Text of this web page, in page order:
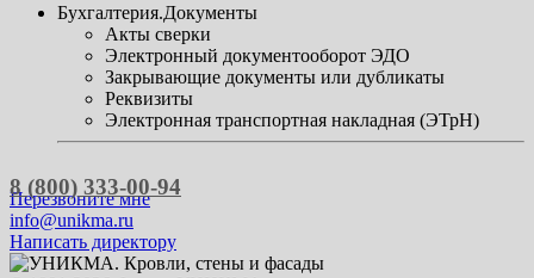
Бухгалтерия.Документы
Акты сверки
Электронный документооборот ЭДО
Закрывающие документы или дубликаты
Реквизиты
Электронная транспортная накладная (ЭТрН)
8 (800) 333-00-94
Перезвоните мне
info@unikma.ru
Написать директору